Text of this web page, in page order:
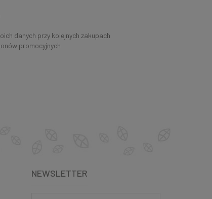
danych przy kolejnych zakupach
promocyjnych
NEWSLETTER